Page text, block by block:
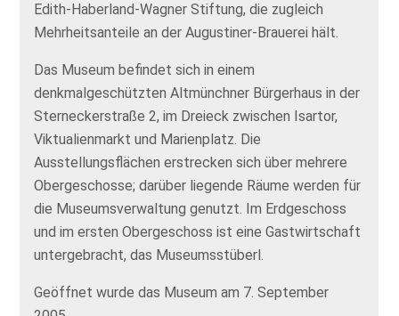
Edith-Haberland-Wagner Stiftung, die zugleich
Mehrheitsanteile an der Augustiner-Brauerei hält.
Das Museum befindet sich in einem
denkmalgeschützten Altmünchner Bürgerhaus in der
Sterneckerstraße 2, im Dreieck zwischen Isartor,
Viktualienmarkt und Marienplatz. Die
Ausstellungsflächen erstrecken sich über mehrere
Obergeschosse; darüber liegende Räume werden für
die Museumsverwaltung genutzt. Im Erdgeschoss
und im ersten Obergeschoss ist eine Gastwirtschaft
untergebracht, das Museumsstüberl.
Geöffnet wurde das Museum am 7. September